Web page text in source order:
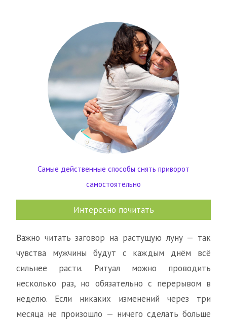
Самые действенные способы снять приворот
самостоятельно
Интересно почитать
Важно читать заговор на растущую луну — так
чувства мужчины будут с каждым днём всё
сильнее расти. Ритуал можно проводить
несколько раз, но обязательно с перерывом в
неделю. Если никаких изменений через три
месяца не произошло — ничего сделать больше